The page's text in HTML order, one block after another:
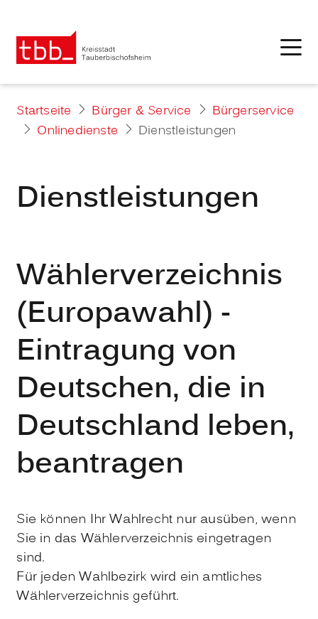
Startseite Bürger & Service
Bürgerservice
Onlinedienste
Dienstleistungen
Dienstleistungen
Wählerverzeichnis
(Europawahl) -
Eintragung von
Deutschen, die in
Deutschland leben,
beantragen
Sie können Ihr Wahlrecht nur ausüben, wenn
Sie in das Wählerverzeichnis eingetragen
sind.
Für jeden Wahlbezirk wird ein amtliches
Wählerverzeichnis geführt.